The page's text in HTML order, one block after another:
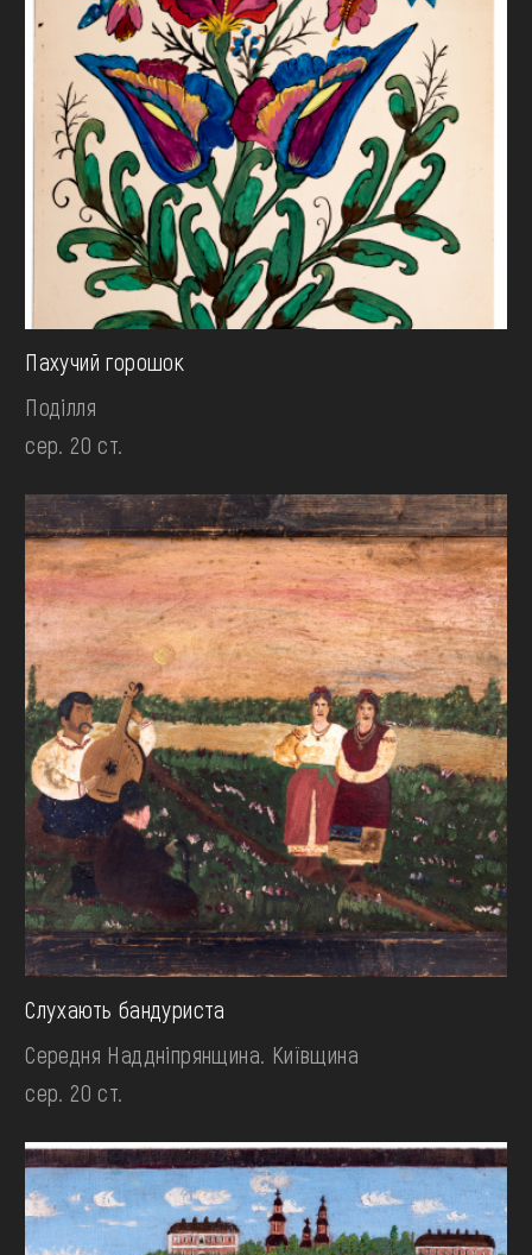
Пахучий горошок
Поділля
сер. 20 ст.
Слухають бандуриста
Середня Наддніпрянщина. Київщина
сер. 20 ст.